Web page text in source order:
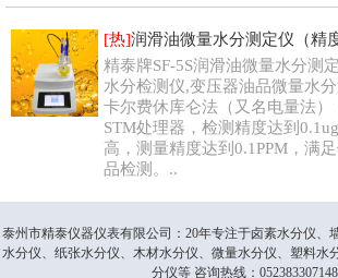
[热]润滑油微量水分测定仪（精
精泰牌SF-5S润滑油微量水分测
水分检测仪,变压器油品微量水
卡尔费休库仑法（又名电量法）
STM处理器，检测精度达到
高，测量精度达到0.1PPM，满
品检测。..
泰州市精泰仪器仪表有限公司：20年专注于卤素水分仪、
水分仪、纸张水分仪、木材水分仪、微量水分仪、塑料水
分仪等 咨询热线：052383307148